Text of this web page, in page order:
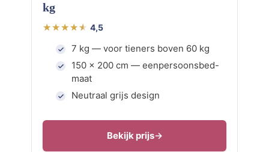
kg
4,5
7 kg — voor tieners boven 60 kg
150 × 200 cm — eenpersoonsbed-
maat
Neutraal grijs design
Bekijk prijs